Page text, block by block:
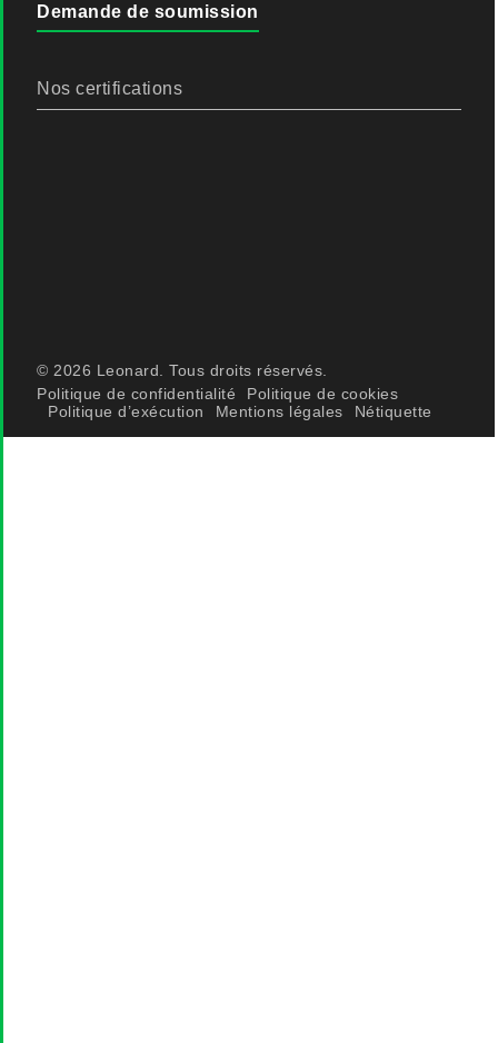
Demande de soumission
Nos certifications
© 2026 Leonard. Tous droits réservés.
Politique de confidentialité
Politique de cookies
Politique d’exécution
Mentions légales Nétiquette